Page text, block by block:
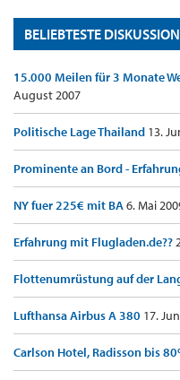
BELIEBTESTE
15.000 Meilen für 3 Monate
August 2007
Politische Lage Thailand 13.
Prominente an Bord -
NY fuer 225€ mit BA6. Mai
Erfahrung mit Flugladen.de??
Flottenumrüstung auf der
Lufthansa Airbus A 380 17.
Carlson Hotel, Radisson bis